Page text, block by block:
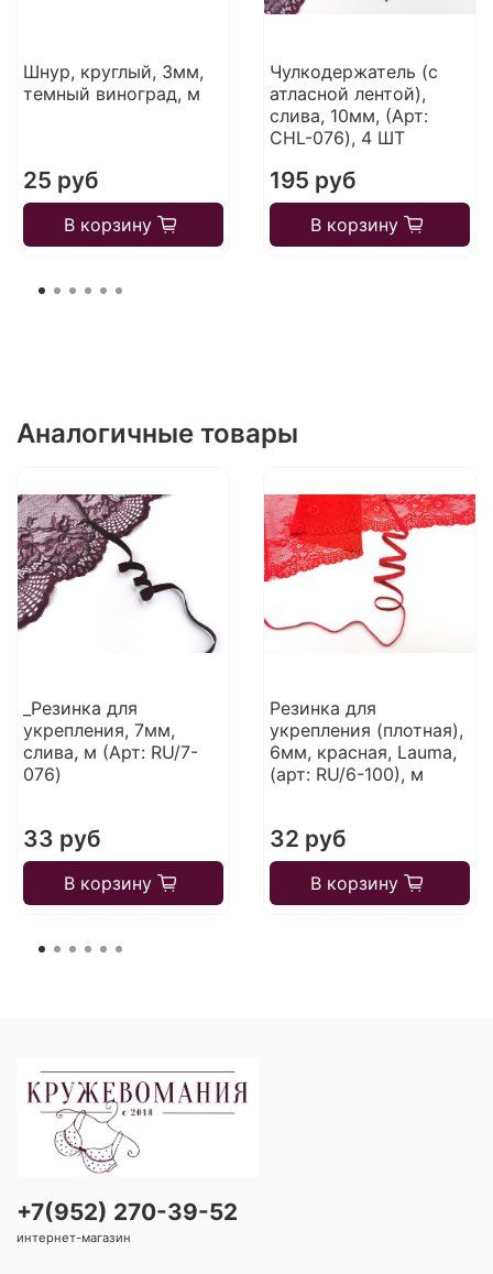
Шнур, круглый, 3мм,
темный виноград, м
25 руб
В корзину
Чулкодержатель (с
атласной лентой),
слива, 10мм, (Арт:
CHL-076), 4 ШТ
195 руб
В корзину
Аналогичные товары
_Резинка для
укрепления, 7мм,
слива, м (Арт: RU/7-
076)
33 руб
В корзину
Резинка для
укрепления (плотная),
6мм, красная, Lauma,
(арт: RU/6-100), м
32 руб
В корзину
+7(952) 270-39-52
интернет-магазин